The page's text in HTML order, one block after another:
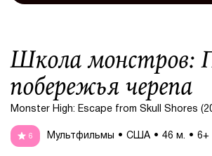
Школа монстров:
побережья черепа
Monster High: Escape from Skull Shores
6 Мультфильмы США 46 м. 6+